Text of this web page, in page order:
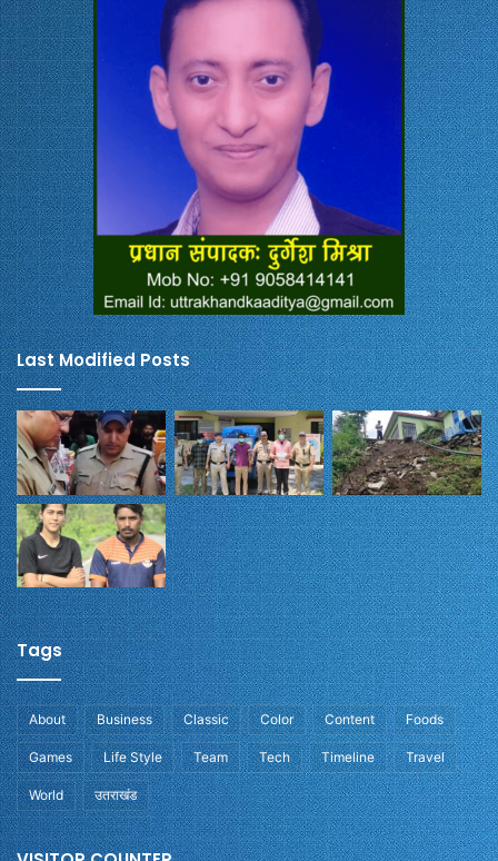
Last Modified Posts
Tags
About Business Classic Color Content Foods
Games Life Style Team Tech Timeline Travel
World उतराखंड